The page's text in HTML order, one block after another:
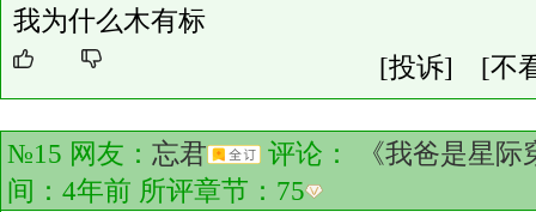
我为什么木有标
[投诉]
[不
№15 网友： 忘君 评论：
《我爸是星
间：4年前 所评章节： 75